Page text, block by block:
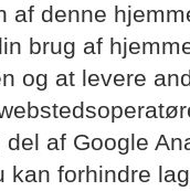
af denne
brug af
og at levere
af Google
kan forhindre